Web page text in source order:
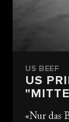
US BEEF
US
Nur das